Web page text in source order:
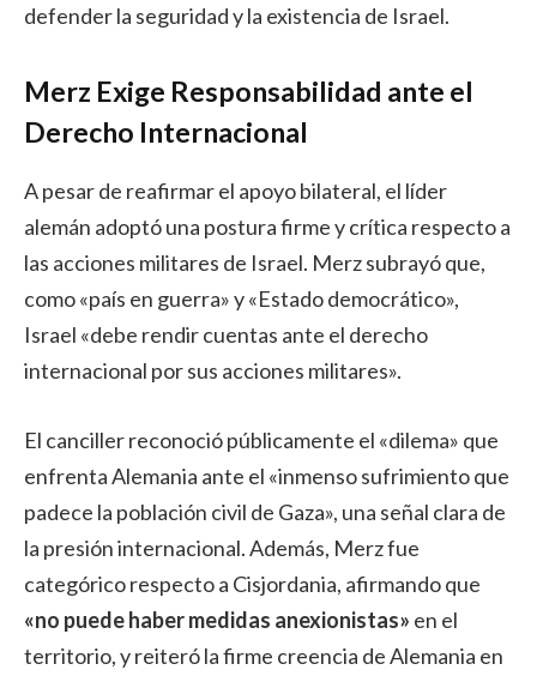
defender la seguridad y la existencia de Israel.
Merz Exige Responsabilidad ante el
Derecho Internacional
A pesar de reafirmar el apoyo bilateral, el líder
alemán adoptó una postura firme y crítica respecto a
las acciones militares de Israel. Merz subrayó que,
como «país en guerra» y «Estado democrático»,
Israel «debe rendir cuentas ante el derecho
internacional por sus acciones militares».
El canciller reconoció públicamente el «dilema» que
enfrenta Alemania ante el «inmenso sufrimiento que
padece la población civil de Gaza», una señal clara de
la presión internacional. Además, Merz fue
categórico respecto a Cisjordania, afirmando que
«no puede haber medidas anexionistas» en el
territorio, y reiteró la firme creencia de Alemania en